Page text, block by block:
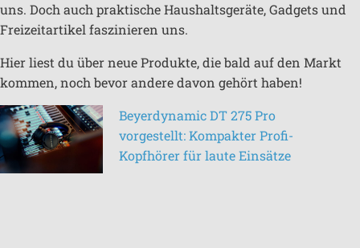
uns. Doch auch praktische Haushaltsgeräte, Gadgets und
Freizeitartikel faszinieren uns.
Hier liest du über neue Produkte, die bald auf den Markt
kommen, noch bevor andere davon gehört haben!
Beyerdynamic DT 275 Pro
vorgestellt: Kompakter Profi-
Kopfhörer für laute Einsätze